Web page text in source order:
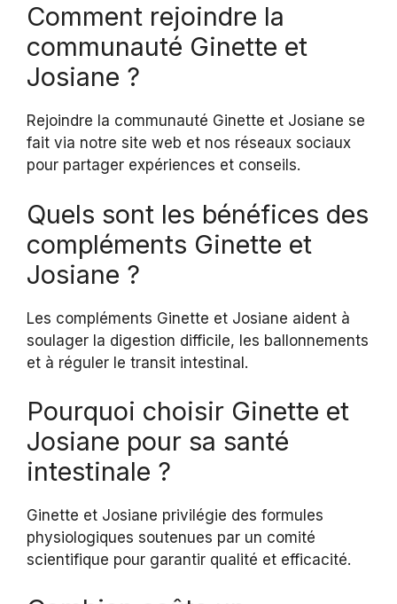
Comment rejoindre la
communauté Ginette et
Josiane ?
Rejoindre la communauté Ginette et Josiane se
fait via notre site web et nos réseaux sociaux
pour partager expériences et conseils.
Quels sont les bénéfices des
compléments Ginette et
Josiane ?
Les compléments Ginette et Josiane aident à
soulager la digestion difficile, les ballonnements
et à réguler le transit intestinal.
Pourquoi choisir Ginette et
Josiane pour sa santé
intestinale ?
Ginette et Josiane privilégie des formules
physiologiques soutenues par un comité
scientifique pour garantir qualité et efficacité.